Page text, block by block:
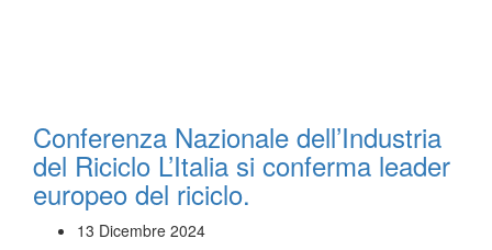
Conferenza Nazionale dell’Industria
del Riciclo L’Italia si conferma leader
europeo del riciclo.
13 Dicembre 2024